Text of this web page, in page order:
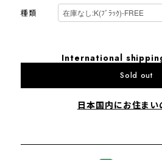
種類
International
Sold out
日本国内にお住まい